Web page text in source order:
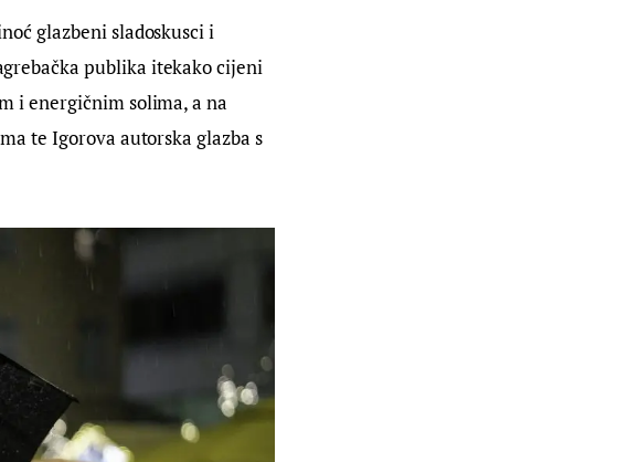
glazbeni sladoskusci i
publika itekako cijeni
i energičnim solima, a na
te Igorova autorska glazba s